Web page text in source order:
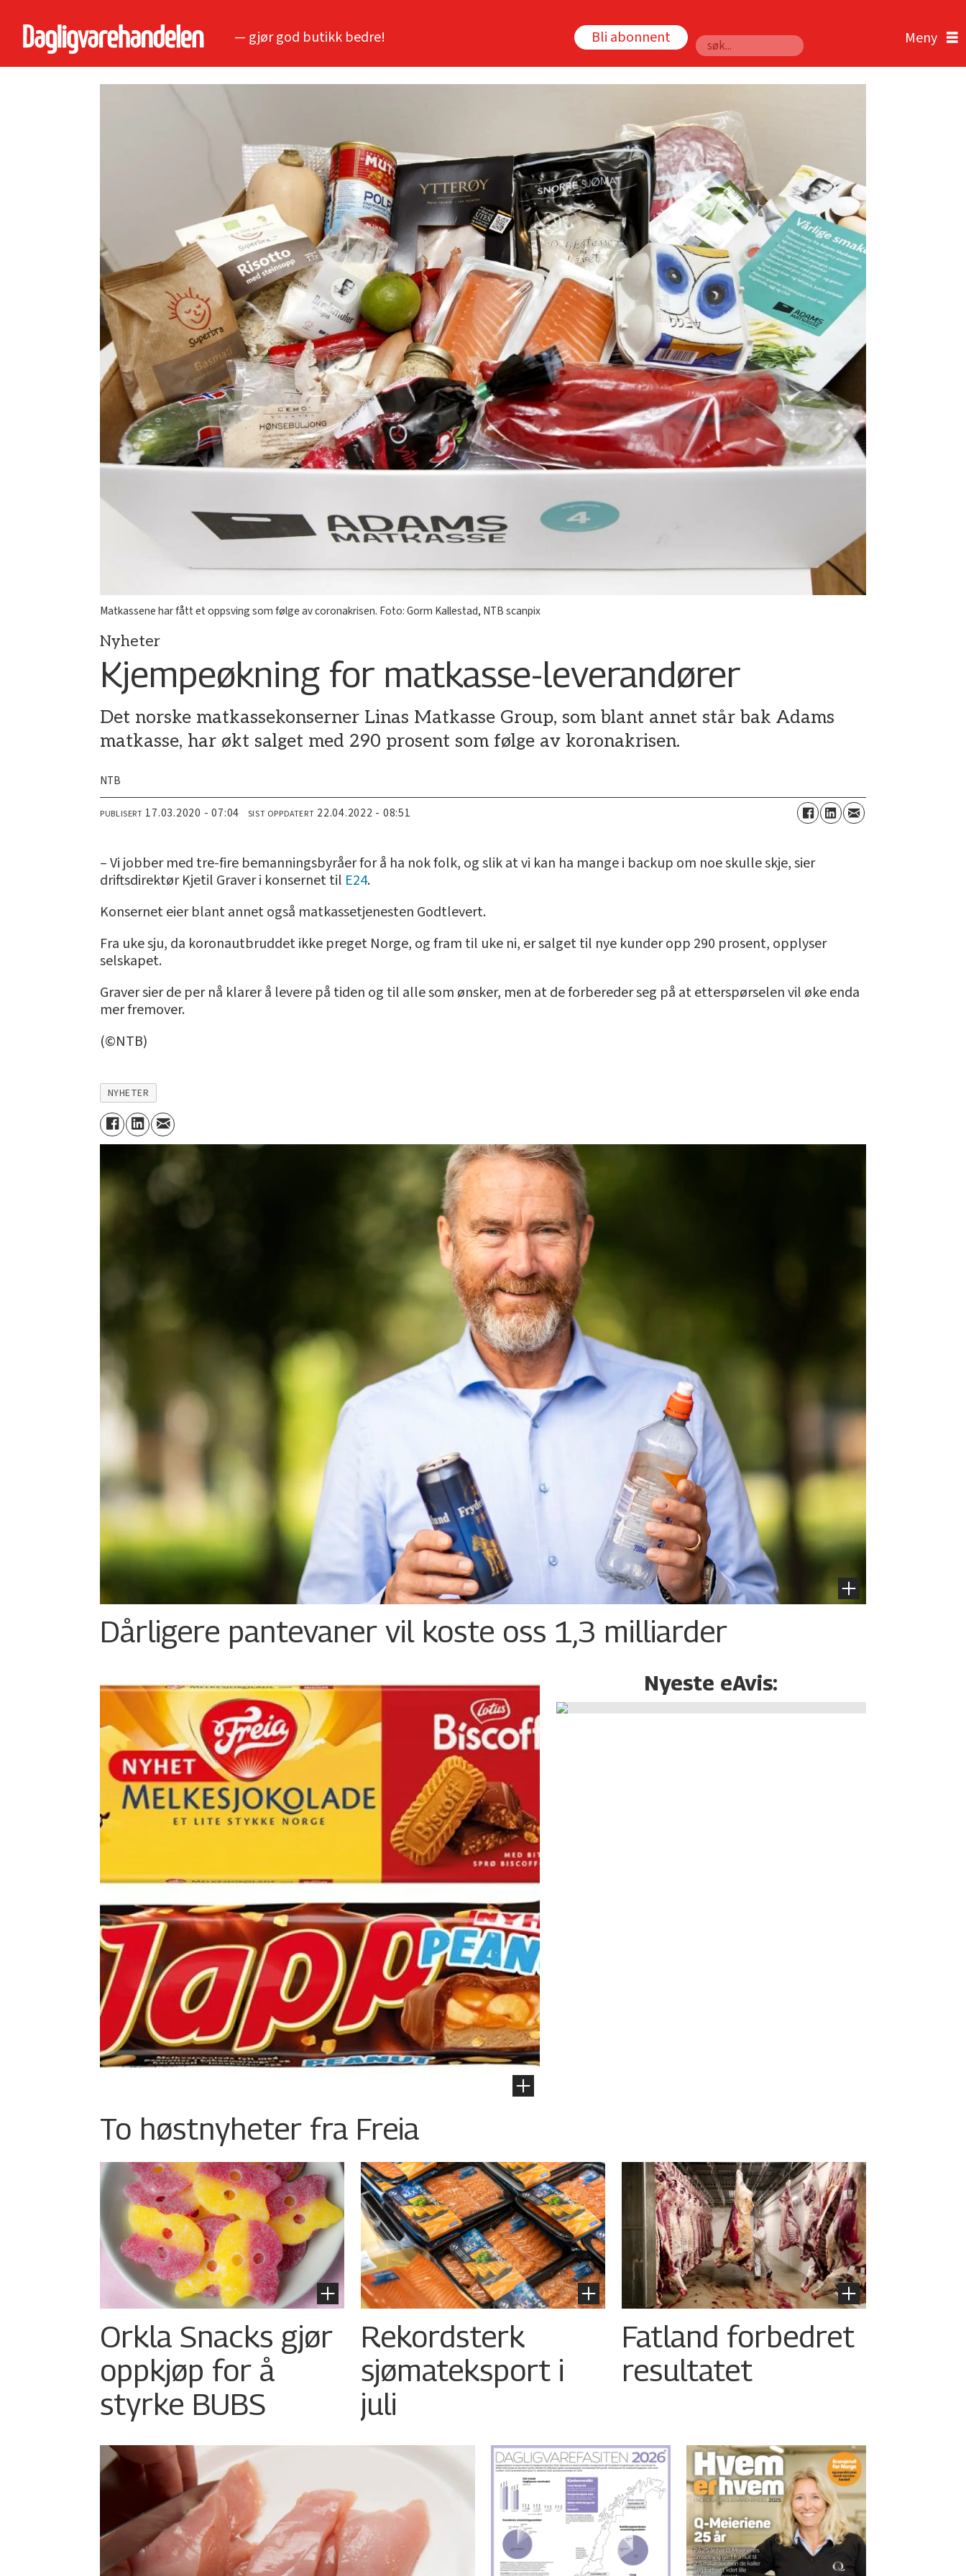
— gjør god butikk bedre! Bli abonnent
Søk
Matkassene har fått et oppsving som følge av coronakrisen. Foto: Gorm Kallestad, NTB scanpix
Nyheter
Kjempeøkning for matkasse-leverandører
Det norske matkassekonserner Linas Matkasse Group, som blant annet står bak Adams
matkasse, har økt salget med 290 prosent som følge av koronakrisen.
NTB
PUBLISERT 17.03.2020 - 07:04 SIST OPPDATERT 22.04.2022 - 08:51
– Vi jobber med tre-fire bemanningsbyråer for å ha nok folk, og slik at vi kan ha mange i backup om noe skulle skje, sier
driftsdirektør Kjetil Graver i konsernet til E24.
Konsernet eier blant annet også matkassetjenesten Godtlevert.
Fra uke sju, da koronautbruddet ikke preget Norge, og fram til uke ni, er salget til nye kunder opp 290 prosent, opplyser
selskapet.
Graver sier de per nå klarer å levere på tiden og til alle som ønsker, men at de forbereder seg på at etterspørselen vil øke enda
mer fremover.
(©NTB)
NYHETER
Dårligere pantevaner vil koste oss 1,3 milliarder
To høstnyheter fra Freia
Nyeste eAvis:
Orkla Snacks gjør
oppkjøp for å
styrke BUBS
Rekordsterk
sjømateksport i
juli
Fatland forbedret
resultatet